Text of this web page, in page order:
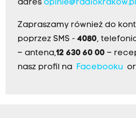
adres opinie@radiokrakow.pl
Zapraszamy również do
poprzez SMS - 4080,
– antena,12 630 60 00 –
nasz profil na
Facebooku